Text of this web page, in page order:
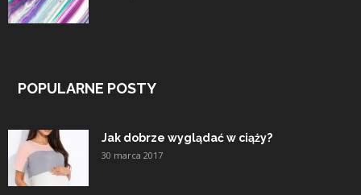
POPULARNE POSTY
Jak dobrze wyglądać w ciąży?
30 marca 2017